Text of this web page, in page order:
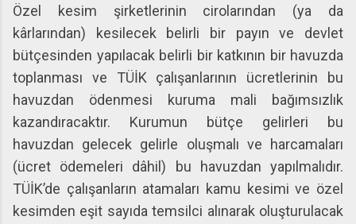
Özel kesim şirketlerinin cirolarından (ya da
kârlarından) kesilecek belirli bir payın ve devlet
bütçesinden yapılacak belirli bir katkının bir havuzda
toplanması ve TÜİK çalışanlarının ücretlerinin bu
havuzdan ödenmesi kuruma mali bağımsızlık
kazandıracaktır. Kurumun bütçe gelirleri bu
havuzdan gelecek gelirle oluşmalı ve harcamaları
(ücret ödemeleri dâhil) bu havuzdan yapılmalıdır.
TÜİK’de çalışanların atamaları kamu kesimi ve özel
kesimden eşit sayıda temsilci alınarak oluşturulacak